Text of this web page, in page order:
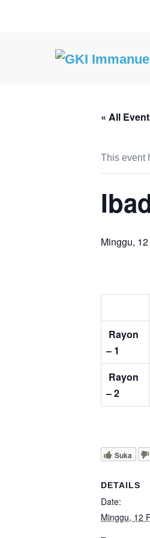
« All
This event
Minggu,
Rayon
– 1
Rayon
– 2
Suka
DETAILS
Date:
Minggu, 12